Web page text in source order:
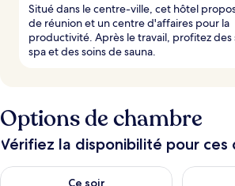
Situé dans le centre-ville, cet hôtel
de réunion et un centre d'affaires pour la
productivité. Après le travail, profitez des
spa et des soins de sauna.
Options de chambre
Vérifiez la disponibilité pour ces
Ce soir
Vérifier la disponibilité pour ce soir août
Vérifier